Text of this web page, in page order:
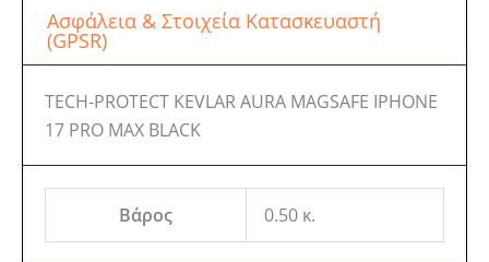
Ασφάλεια & Στοιχεία Κατασκευαστή
(GPSR)
TECH-PROTECT KEVLAR AURA MAGSAFE IPHONE
17 PRO MAX BLACK
Βάρος 0.50 κ.